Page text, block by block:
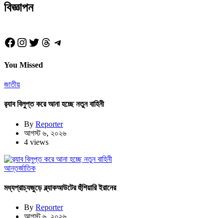
বিজ্ঞাপন
Facebook
Instagram
Twitter
Threads
Telegram
You Missed
জাতীয়
র‍্যাব বিলুপ্ত করে আনা হচ্ছে নতুন বাহিনী
By Reporter
আগস্ট ৬, ২০২৬
4 views
আন্তর্জাতিক
মধ্যপ্রাচ্যজুড়ে ব্ল্যাকআউটের হুঁশিয়ারি ইরানের
By Reporter